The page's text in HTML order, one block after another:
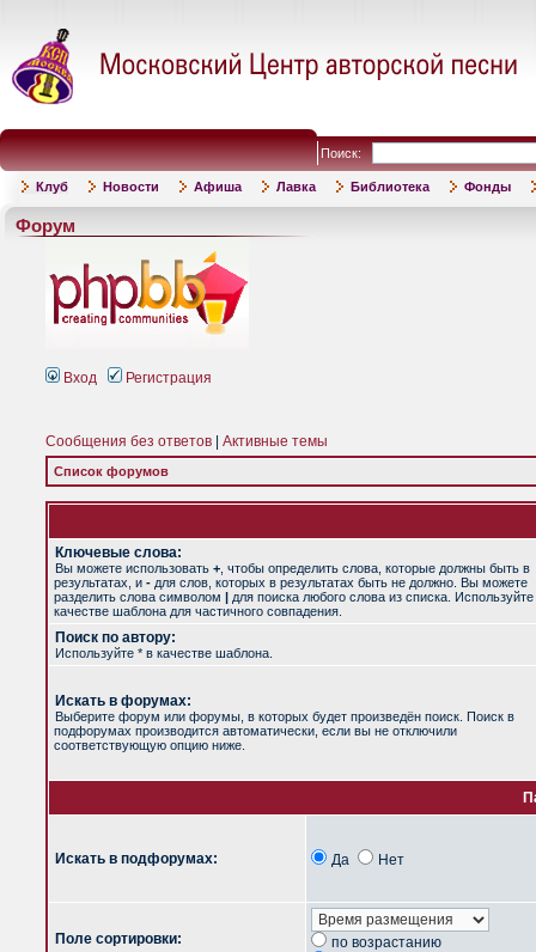
Поиск:
Клуб Новости Афиша Лавка Библиотека Фонды
Форум
Вход Регистрация
Сообщения без ответов Активные темы
Список форумов
Ключевые слова:
Вы можете использовать + , чтобы определить слова, которые должны быть в
результатах, и - для слов, которых в результатах быть не должно. Вы можете
разделить слова символом | для поиска любого слова из списка. Используйте
качестве шаблона для частичного совпадения.
Поиск по автору:
Используйте * в качестве шаблона.
Искать в форумах:
Выберите форум или форумы, в которых будет произведён поиск. Поиск в
подфорумах производится автоматически, если вы не отключили
соответствующую опцию ниже.
Искать в подфорумах: Да Нет
Поле сортировки:
по возрастанию